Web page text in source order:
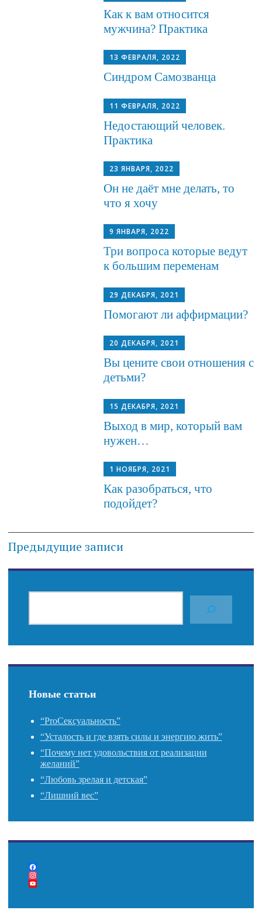
Как к вам относится
мужчина? Практика
13 ФЕВРАЛЯ, 2022
Синдром Самозванца
11 ФЕВРАЛЯ, 2022
Недостающий человек.
Практика
23 ЯНВАРЯ, 2022
Он не даёт мне делать, то
что я хочу
9 ЯНВАРЯ, 2022
Три вопроса которые ведут
к большим переменам
29 ДЕКАБРЯ, 2021
Помогают ли аффирмации?
20 ДЕКАБРЯ, 2021
Вы цените свои отношения с
детьми?
15 ДЕКАБРЯ, 2021
Выход в мир, который вам
нужен…
1 НОЯБРЯ, 2021
Как разобраться, что
подойдет?
Навигация
по
записям
Предыдущие записи
Новые статьи
“ProСексуальность”
“Усталость и где взять силы и энергию жить”
“Почему нет удовольствия от реализации
желаний”
“Любовь зрелая и детская”
“Лишний вес”
F
a
c
b
I
n
t
Y
u